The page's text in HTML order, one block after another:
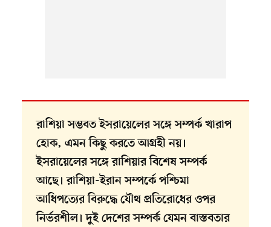
রাশিয়া সম্ভবত ইসরায়েলের সঙ্গে সম্পর্ক খারাপ
হোক, এমন কিছু করতে আগ্রহী নয়।
ইসরায়েলের সঙ্গে রাশিয়ার বিশেষ সম্পর্ক
আছে। রাশিয়া-ইরান সম্পর্কে পশ্চিমা
আধিপত্যের বিরুদ্ধে যৌথ প্রতিরোধের ওপর
নির্ভরশীল। দুই দেশের সম্পর্ক যেমন বাস্তবতার